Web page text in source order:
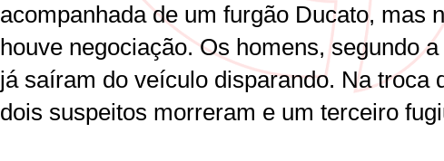
acompanhada de um furgão Ducato, mas
houve negociação. Os homens, segundo a
já saíram do veículo disparando. Na troca
dois suspeitos morreram e um terceiro